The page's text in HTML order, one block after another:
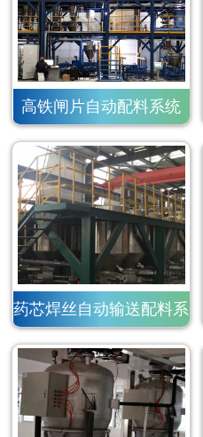
高铁闸片自动配料系统
药芯焊丝自动输送配料系
统